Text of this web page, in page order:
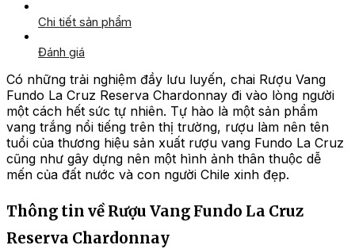
Chi tiết sản phẩm
Đánh giá
Có những trải nghiệm đầy lưu luyến, chai Rượu Vang
Fundo La Cruz Reserva Chardonnay đi vào lòng người
một cách hết sức tự nhiên. Tự hào là một sản phẩm
vang trắng nổi tiếng trên thị trường, rượu làm nên tên
tuổi của thương hiệu sản xuất rượu vang Fundo La Cruz
cũng như gây dựng nên một hình ảnh thân thuộc dễ
mến của đất nước và con người Chile xinh đẹp.
Thông tin về Rượu Vang Fundo La Cruz
Reserva Chardonnay